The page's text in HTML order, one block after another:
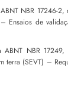
NBR 17246-2,
Ensaios de
ABNT NBR
terra (SEVT) –